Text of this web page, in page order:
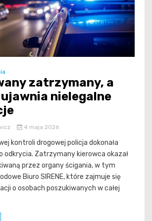
zatrzymany, a
nielegalne
4 maja 2026
kontroli drogowej policja dokonała
odkrycia. Zatrzymany kierowca okazał
przez organy ścigania, w tym
Biuro SIRENE, które zajmuje się
o osobach poszukiwanych w całej